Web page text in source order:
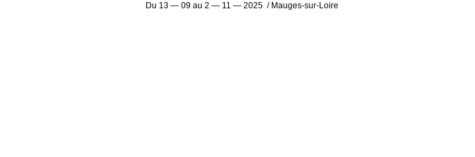
Du 13 — 09 au 2 — 11 — 2025 / Mauges-sur-Loire